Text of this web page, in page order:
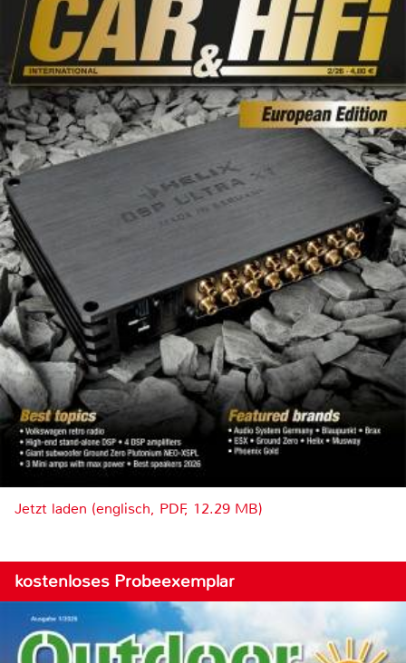
Jetzt laden (englisch, PDF, 12.29 MB)
kostenloses Probeexemplar